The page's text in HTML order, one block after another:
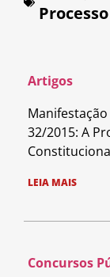
Artigos
32/2015: A
LEIA MAIS
Concursos